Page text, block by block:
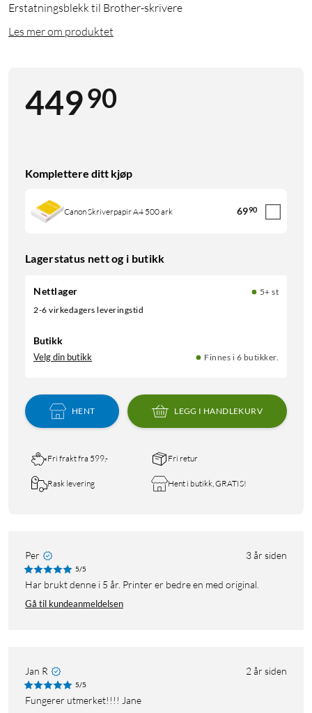
Erstatningsblekk til Brother-skrivere
Les mer om produktet
44990
Komplettere ditt kjøp
Canon Skriverpapir A4 500 ark 6990
Lagerstatus nett og i butikk
Nettlager
5+ st
2-6 virkedagers leveringstid
Butikk
Velg din butikk Finnes i 6 butikker.
HENT LEGG I HANDLEKURV
Fri frakt fra 599,- Fri retur
Rask levering Hent i butikk, GRATIS!
Per 3 år siden
5/5
Har brukt denne i 5 år. Printer er bedre en med original.
Gå til kundeanmeldelsen
Jan R 2 år siden
5/5
Fungerer utmerket!!!! Jane